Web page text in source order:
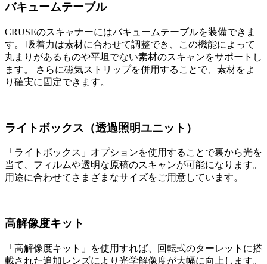
バキュームテーブル
CRUSEのスキャナーにはバキュームテーブルを装備できま
す。 吸着力は素材に合わせて調整でき、この機能によって
丸まりがあるものや平坦でない素材のスキャンをサポートし
ます。 さらに磁気ストリップを併用することで、素材をよ
り確実に固定できます。
ライトボックス（透過照明ユニット）
「ライトボックス」オプションを使用することで裏から光を
当て、フィルムや透明な原稿のスキャンが可能になります。
用途に合わせてさまざまなサイズをご用意しています。
高解像度キット
「高解像度キット」を使用すれば、回転式のターレットに搭
載された追加レンズにより光学解像度が大幅に向上します。